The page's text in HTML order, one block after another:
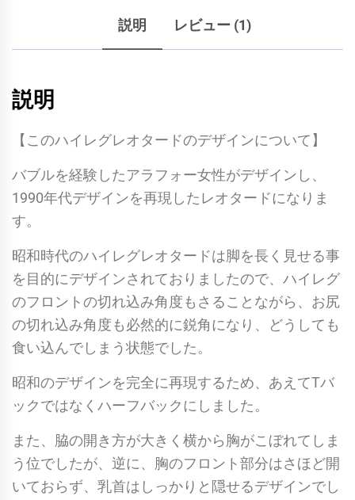
ア
ビ
ク
ス
に
適
な？
懐
か
し
い
ハ
フ
バ
ッ
説明 レビュー (1)
説明
【このハイレグレオタードのデザインについて】
バブルを経験したアラフォー女性がデザインし、
1990年代デザインを再現したレオタードになりま
す。
昭和時代のハイレグレオタードは脚を長く見せる事
を目的にデザインされておりましたので、ハイレグ
のフロントの切れ込み角度もさることながら、お尻
の切れ込み角度も必然的に鋭角になり、どうしても
食い込んでしまう状態でした。
昭和のデザインを完全に再現するため、あえてTバ
ックではなくハーフバックにしました。
また、脇の開き方が大きく横から胸がこぼれてしま
う位でしたが、逆に、胸のフロント部分はさほど開
いておらず、乳首はしっかりと隠せるデザインでし